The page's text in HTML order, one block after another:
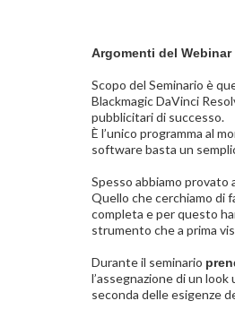
Argomenti del Webinar
Scopo del Seminario è
Blackmagic DaVinci
pubblicitari di successo.
È l’unico programma al
software basta un
Spesso abbiamo
Quello che cerchiamo di
completa e per questo
strumento che a prima
Durante il seminario
l’assegnazione di un
seconda delle esigenze